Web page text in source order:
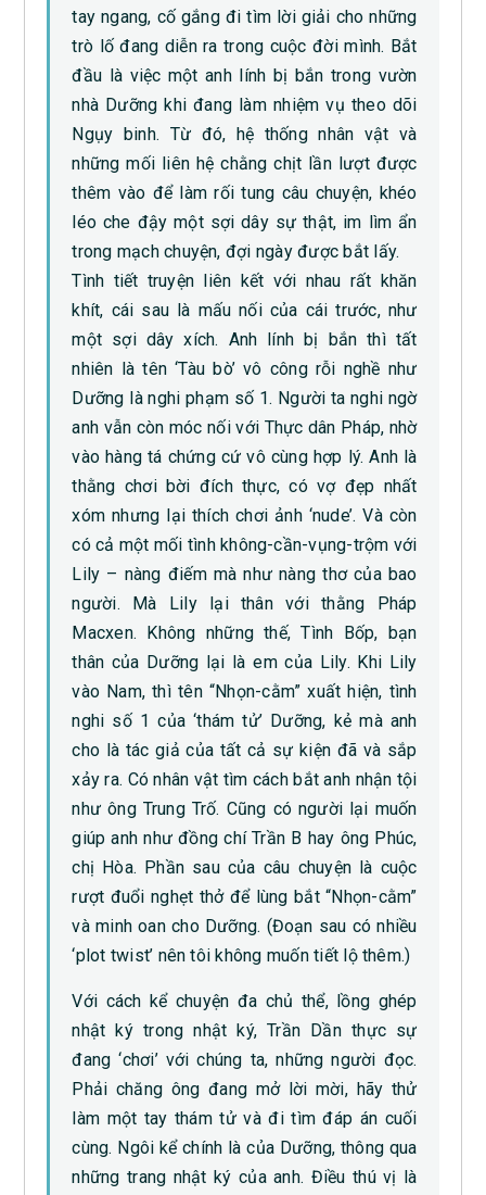
tay ngang, cố gắng đi tìm lời giải cho những
trò lố đang diễn ra trong cuộc đời mình. Bắt
đầu là việc một anh lính bị bắn trong vườn
nhà Dưỡng khi đang làm nhiệm vụ theo dõi
Ngụy binh. Từ đó, hệ thống nhân vật và
những mối liên hệ chằng chịt lần lượt được
thêm vào để làm rối tung câu chuyện, khéo
léo che đậy một sợi dây sự thật, im lìm ẩn
trong mạch chuyện, đợi ngày được bắt lấy.
Tình tiết truyện liên kết với nhau rất khăn
khít, cái sau là mấu nối của cái trước, như
một sợi dây xích. Anh lính bị bắn thì tất
nhiên là tên ‘Tàu bò’ vô công rỗi nghề như
Dưỡng là nghi phạm số 1. Người ta nghi ngờ
anh vẫn còn móc nối với Thực dân Pháp, nhờ
vào hàng tá chứng cứ vô cùng hợp lý. Anh là
thằng chơi bời đích thực, có vợ đẹp nhất
xóm nhưng lại thích chơi ảnh ‘nude’. Và còn
có cả một mối tình không-cần-vụng-trộm với
Lily – nàng điếm mà như nàng thơ của bao
người. Mà Lily lại thân với thằng Pháp
Macxen. Không những thế, Tình Bốp, bạn
thân của Dưỡng lại là em của Lily. Khi Lily
vào Nam, thì tên “Nhọn-cằm” xuất hiện, tình
nghi số 1 của ‘thám tử’ Dưỡng, kẻ mà anh
cho là tác giả của tất cả sự kiện đã và sắp
xảy ra. Có nhân vật tìm cách bắt anh nhận tội
như ông Trung Trố. Cũng có người lại muốn
giúp anh như đồng chí Trần B hay ông Phúc,
chị Hòa. Phần sau của câu chuyện là cuộc
rượt đuổi nghẹt thở để lùng bắt “Nhọn-cằm”
và minh oan cho Dưỡng. (Đoạn sau có nhiều
‘plot twist’ nên tôi không muốn tiết lộ thêm.)
Với cách kể chuyện đa chủ thể, lồng ghép
nhật ký trong nhật ký, Trần Dần thực sự
đang ‘chơi’ với chúng ta, những người đọc.
Phải chăng ông đang mở lời mời, hãy thử
làm một tay thám tử và đi tìm đáp án cuối
cùng. Ngôi kể chính là của Dưỡng, thông qua
những trang nhật ký của anh. Điều thú vị là